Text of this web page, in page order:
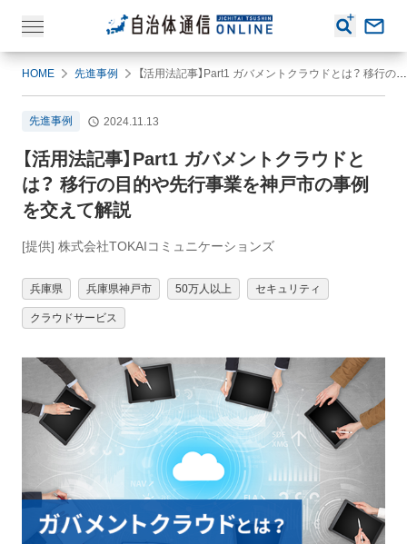
HOME 先進事例 【活用法記事】Part1 ガバメントクラウドとは？ 移行の目的や先行事業を神戸市の事例を交えて解説
先進事例 2024.11.13
【活用法記事】Part1 ガバメントクラウドと
は？ 移行の目的や先行事業を神戸市の事例
を交えて解説
[提供] 株式会社TOKAIコミュニケーションズ
兵庫県 兵庫県神戸市 50万人以上 セキュリティ
クラウドサービス